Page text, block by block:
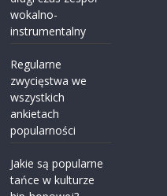
wokalno-
instrumentalny
Regularne
zwycięstwa we
wszystkich
ankietach
popularności
Jakie są popularne
tańce w kulturze